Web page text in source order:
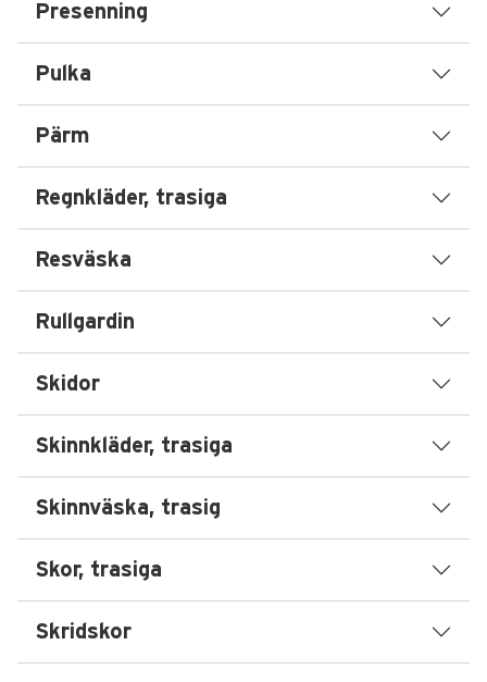
Presenning
Pulka
Pärm
Regnkläder, trasiga
Resväska
Rullgardin
Skidor
Skinnkläder, trasiga
Skinnväska, trasig
Skor, trasiga
Skridskor